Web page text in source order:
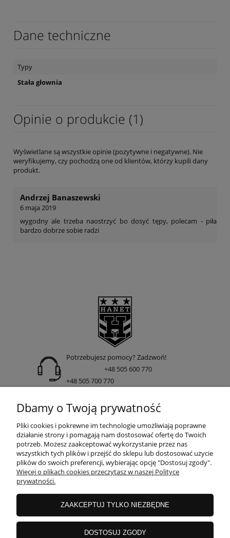
Dane techniczne
Typy
Stała głownia
Opinie o produkcie (1)
Wyświetlane są wszystkie opinie (pozytywne i negatywne). Nie
weryfikujemy, czy pochodzą one od klientów, którzy kupili dany
produkt.
Andrzej Banaszewski
6 maja 2019
wygodny ale trzeba naostrzyć bo dosyć tępy, polecam - piła
bardzo dobrze sobie radzi
Potrzebujesz pomocy? Zadzwoń!
+48 505 600 770
+48 505 700 770
ul. Nakielska 266 85-391 Bydgoszcz
INFORMACJE
DOSTAWA I PŁATNOŚCI
GWARANCJE I ZWROTY
Dbamy o Twoją prywatność
Pliki cookies i pokrewne im technologie umożliwiają poprawne
działanie strony i pomagają nam dostosować ofertę do Twoich
potrzeb. Możesz zaakceptować wykorzystanie przez nas
wszystkich tych plików i przejść do sklepu lub dostosować użycie
plików do swoich preferencji, wybierając opcję "Dostosuj zgody".
Więcej o plikach cookies przeczytasz w naszej Polityce
prywatności.
ZAAKCEPTUJ TYLKO NIEZBĘDNE
DOSTOSUJ ZGODY